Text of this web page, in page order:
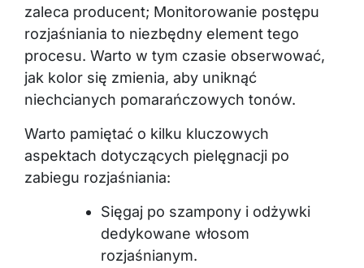
zaleca producent; Monitorowanie postępu
rozjaśniania to niezbędny element tego
procesu. Warto w tym czasie obserwować,
jak kolor się zmienia, aby uniknąć
niechcianych pomarańczowych tonów.
Warto pamiętać o kilku kluczowych
aspektach dotyczących pielęgnacji po
zabiegu rozjaśniania:
Sięgaj po szampony i odżywki
dedykowane włosom
rozjaśnianym.